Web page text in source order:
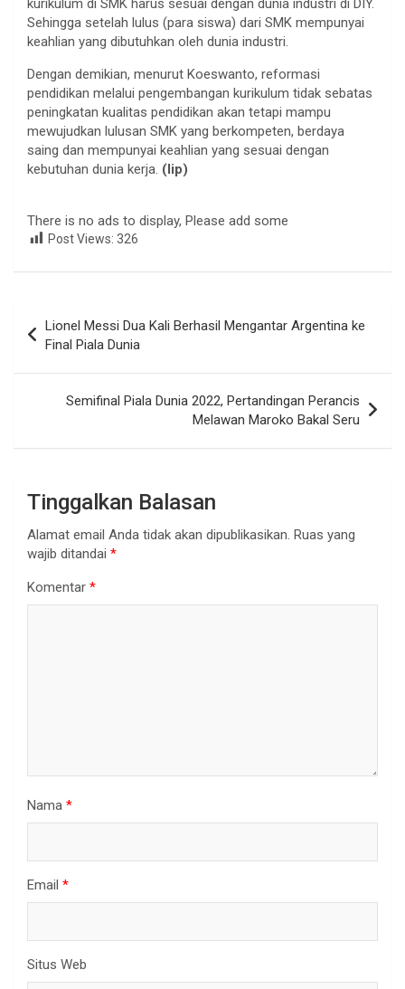
kurikulum di SMK harus sesuai dengan dunia industri di DIY.
Sehingga setelah lulus (para siswa) dari SMK mempunyai
keahlian yang dibutuhkan oleh dunia industri.
Dengan demikian, menurut Koeswanto, reformasi
pendidikan melalui pengembangan kurikulum tidak sebatas
peningkatan kualitas pendidikan akan tetapi mampu
mewujudkan lulusan SMK yang berkompeten, berdaya
saing dan mempunyai keahlian yang sesuai dengan
kebutuhan dunia kerja. (lip)
There is no ads to display, Please add some
Post Views: 326
pos
Lionel Messi Dua Kali Berhasil Mengantar Argentina ke
Final Piala Dunia
Semifinal Piala Dunia 2022, Pertandingan Perancis
Melawan Maroko Bakal Seru
Tinggalkan Balasan
Alamat email Anda tidak akan dipublikasikan. Ruas yang
wajib ditandai *
Komentar *
Nama *
Email *
Situs Web